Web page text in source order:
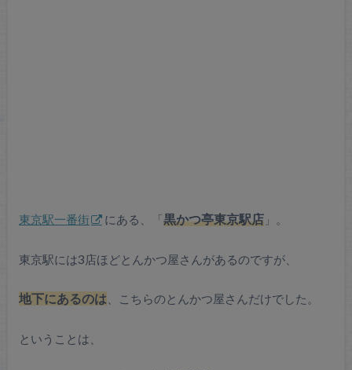
東京駅一番街 にある、「黒かつ亭東京駅店」。
東京駅には3店ほどとんかつ屋さんがあるのですが、
地下にあるのは 、こちらのとんかつ屋さんだけでした。
ということは、